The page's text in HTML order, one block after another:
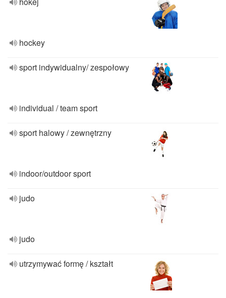
hockey
sport indywidualny/ zespołowy
individual / team sport
sport halowy / zewnętrzny
indoor/outdoor sport
judo
judo
utrzymywać formę / kształt